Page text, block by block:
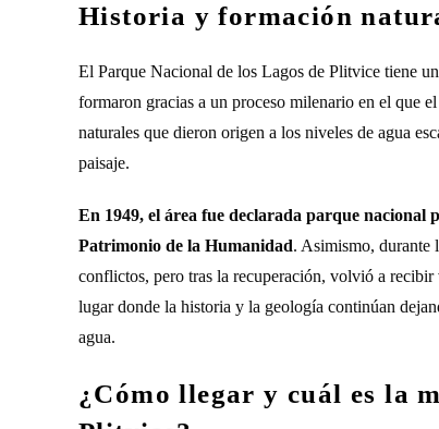
Historia y formación
El Parque Nacional de los Lagos de Plitvice tiene
formaron gracias a un proceso milenario en el que
naturales que dieron origen a los niveles de agua
paisaje.
En 1949, el área fue declarada parque nacional
Patrimonio de la Humanidad. Asimismo, durante
conflictos, pero tras la recuperación, volvió a
lugar donde la historia y la geología continúan
agua.
¿Cómo llegar y cuál es la